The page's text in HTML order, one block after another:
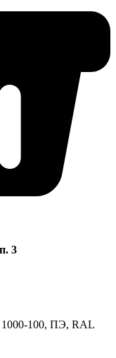
3
100, ПЭ, RAL